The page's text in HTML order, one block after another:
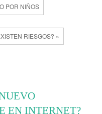
POR NIÑOS
RIESGOS? »
EN INTERNET?